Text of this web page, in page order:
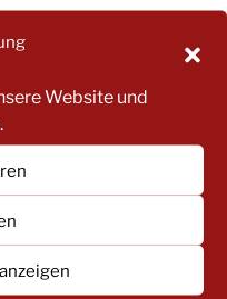
Website und
Kita vertreten hier
im direkten Gespräch
Kinder ist explizit
Sichtweisen
aktiv mitwirken.
trägt dazu bei, dass
Fragen und